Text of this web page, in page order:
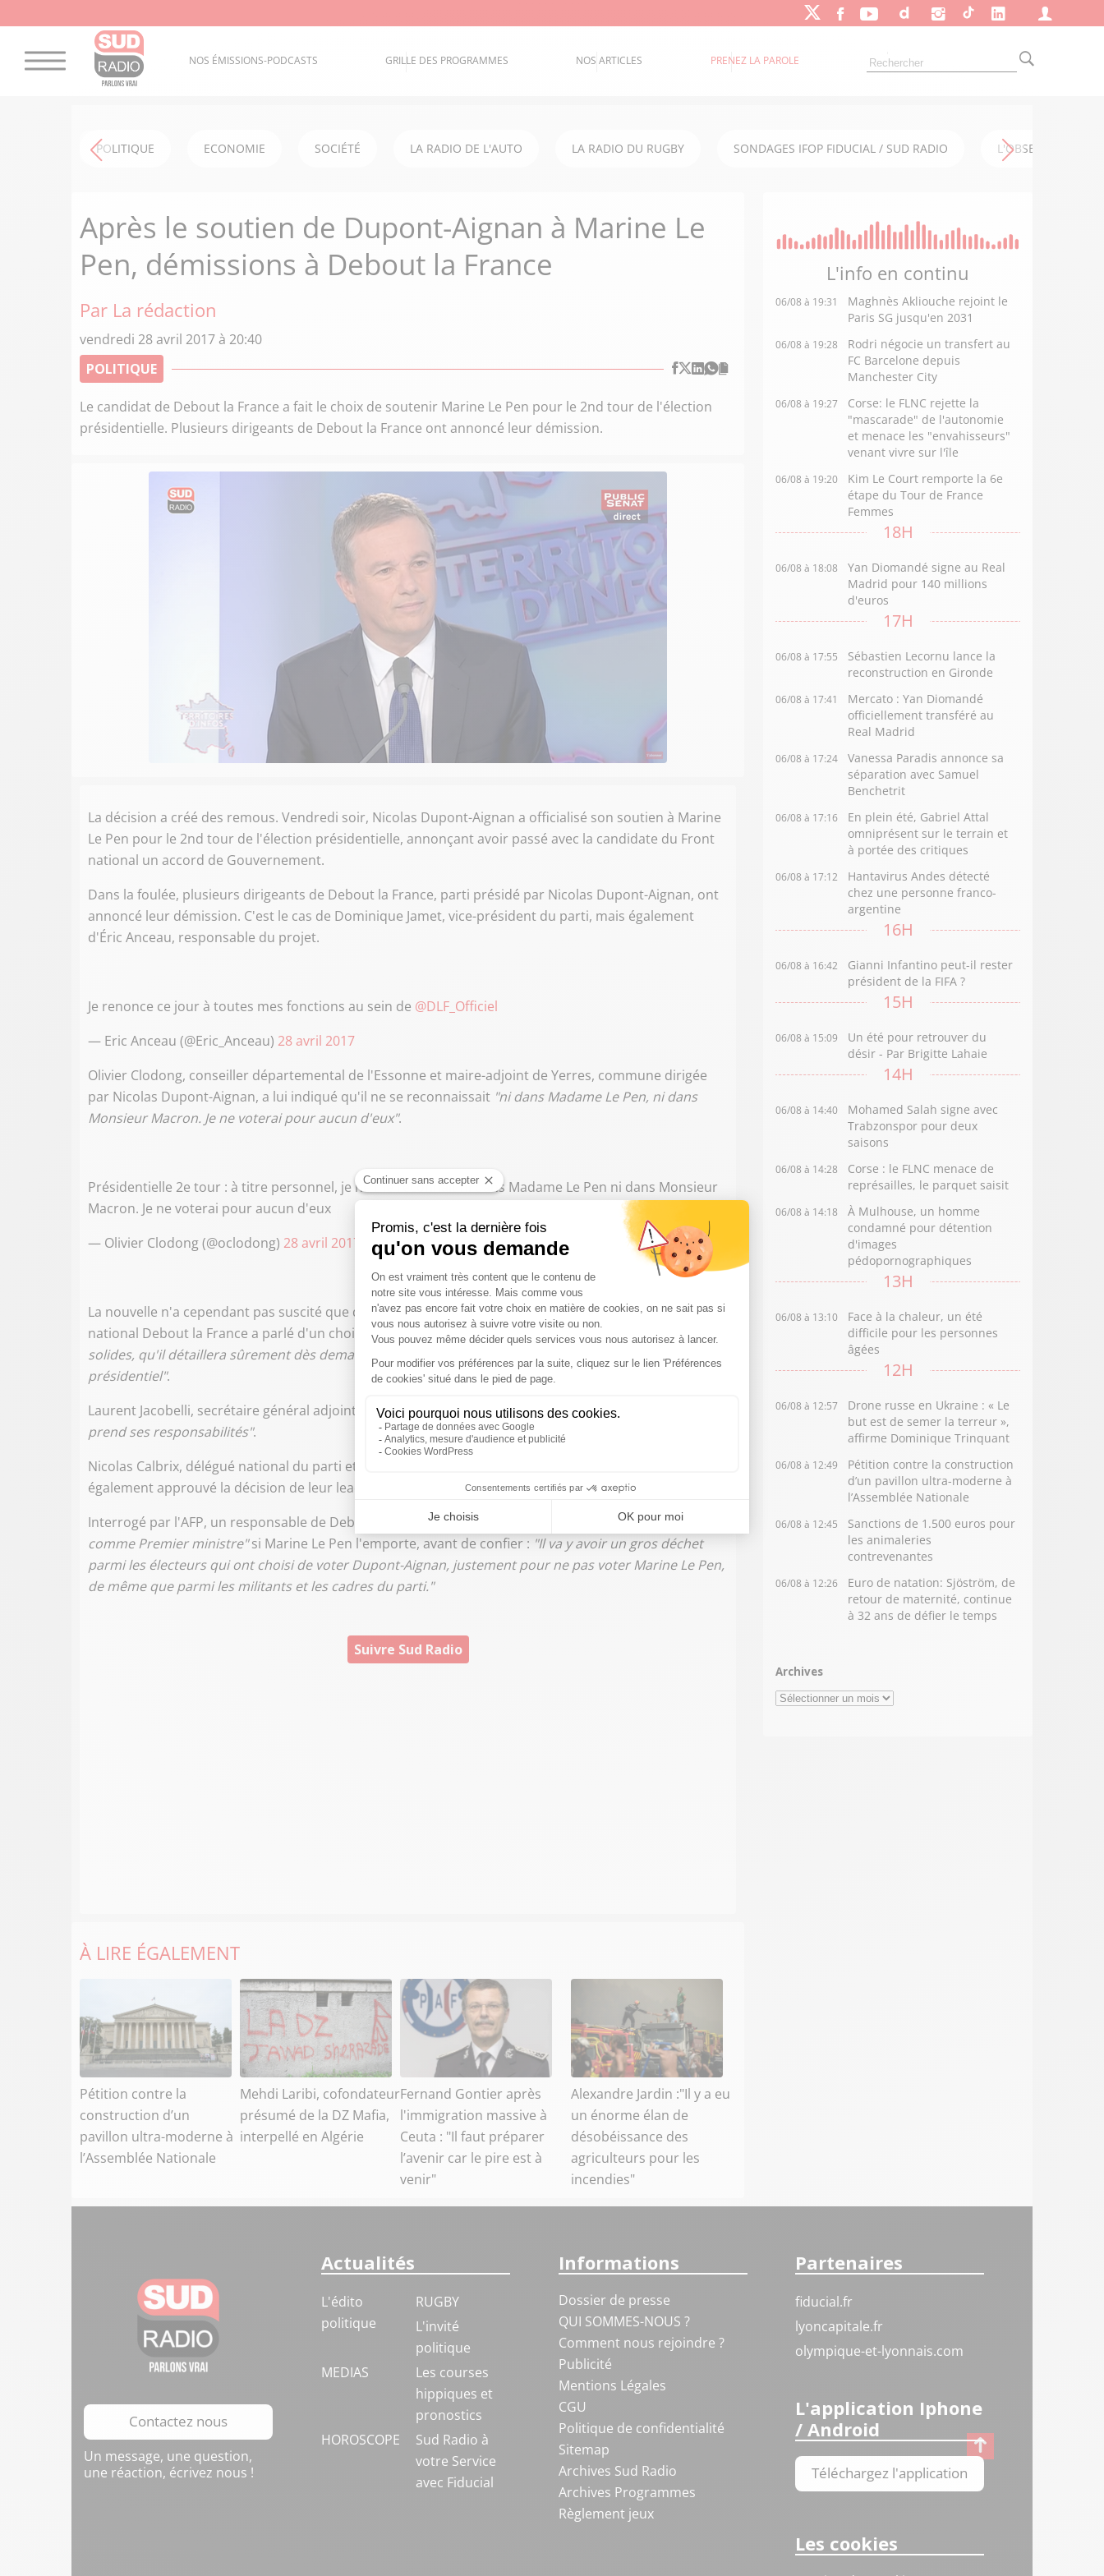
NOS ÉMISSIONS-PODCASTS GRILLE DES PROGRAMMES NOS ARTICLES PRENEZ LA PAROLE
POLITIQUE ECONOMIE SOCIÉTÉ LA RADIO DE L'AUTO LA RADIO DU RUGBY SONDAGES IFOP FIDUCIAL / SUD RADIO L'OBSERVATOIRE
Après le soutien de Dupont-Aignan à Marine Le
Pen, démissions à Debout la France
Par La rédaction
vendredi 28 avril 2017 à 20:40
POLITIQUE
Le candidat de Debout la France a fait le choix de soutenir Marine Le Pen pour le 2nd tour de l'élection
présidentielle. Plusieurs dirigeants de Debout la France ont annoncé leur démission.
La décision a créé des remous. Vendredi soir, Nicolas Dupont-Aignan a officialisé son soutien à Marine
Le Pen pour le 2nd tour de l'élection présidentielle, annonçant avoir passé avec la candidate du Front
national un accord de Gouvernement.
Dans la foulée, plusieurs dirigeants de Debout la France, parti présidé par Nicolas Dupont-Aignan, ont
annoncé leur démission. C'est le cas de Dominique Jamet, vice-président du parti, mais également
d'Éric Anceau, responsable du projet.
Je renonce ce jour à toutes mes fonctions au sein de @DLF_Officiel
— Eric Anceau (@Eric_Anceau) 28 avril 2017
Olivier Clodong, conseiller départemental de l'Essonne et maire-adjoint de Yerres, commune dirigée
par Nicolas Dupont-Aignan, a lui indiqué qu'il ne se reconnaissait "ni dans Madame Le Pen, ni dans
Monsieur Macron. Je ne voterai pour aucun d'eux".
Présidentielle 2e tour : à titre personnel, je ne me reconnaît ni dans Madame Le Pen ni dans Monsieur
Macron. Je ne voterai pour aucun d'eux
— Olivier Clodong (@oclodong) 28 avril 2017
La nouvelle n'a cependant pas suscité que des réactions négatives. Damien Lempereur, délégué
national Debout la France a parlé d'un choix
"très courageux, contre des garanties programmatiques
solides, qu'il détaillera sûrement dès demain, notamment sur le volet humaniste de notre projet
présidentiel".
Laurent Jacobelli, secrétaire général adjoint de DLF, a loué le "courage"de Nicolas Dupont-Aignan,
prend ses responsabilités".
Nicolas Calbrix, délégué national du parti et Alexandre Loubet, président de Debout les Jeunes, ont
également approuvé la décision de leur leader.
Interrogé par l'AFP, un responsable de Debout la France a évoqué
"la nomination de M. Dupont-Aignan
comme Premier ministre"si Marine Le Pen l'emporte, avant de confier : "Il va y avoir un gros déchet
parmi les électeurs qui ont choisi de voter Dupont-Aignan, justement pour ne pas voter Marine Le Pen,
de même que parmi les militants et les cadres du parti."
Suivre Sud Radio
À LIRE ÉGALEMENT
Pétition contre la
construction d’un
pavillon ultra-moderne à
l’Assemblée Nationale
Mehdi Laribi, cofondateur
présumé de la DZ Mafia,
interpellé en Algérie
Fernand Gontier après
l'immigration massive à
Ceuta : "Il faut préparer
l’avenir car le pire est à
venir"
Alexandre Jardin :"Il y a eu
un énorme élan de
désobéissance des
agriculteurs pour les
incendies"
L'info en continu
06/08 à 19:31
Maghnès Akliouche rejoint le
Paris SG jusqu'en 2031
06/08 à 19:28
Rodri négocie un transfert au
FC Barcelone depuis
Manchester City
06/08 à 19:27
Corse: le FLNC rejette la
"mascarade" de l'autonomie
et menace les "envahisseurs"
venant vivre sur l'île
06/08 à 19:20
Kim Le Court remporte la 6e
étape du Tour de France
Femmes
18H
06/08 à 18:08
Yan Diomandé signe au Real
Madrid pour 140 millions
d'euros
17H
06/08 à 17:55
Sébastien Lecornu lance la
reconstruction en Gironde
06/08 à 17:41
Mercato : Yan Diomandé
officiellement transféré au
Real Madrid
06/08 à 17:24
Vanessa Paradis annonce sa
séparation avec Samuel
Benchetrit
06/08 à 17:16
En plein été, Gabriel Attal
omniprésent sur le terrain et
à portée des critiques
06/08 à 17:12
Hantavirus Andes détecté
chez une personne franco-
argentine
16H
06/08 à 16:42
Gianni Infantino peut-il rester
président de la FIFA ?
15H
06/08 à 15:09
Un été pour retrouver du
désir - Par Brigitte Lahaie
14H
06/08 à 14:40
Mohamed Salah signe avec
Trabzonspor pour deux
saisons
06/08 à 14:28
Corse : le FLNC menace de
représailles, le parquet saisit
06/08 à 14:18
À Mulhouse, un homme
condamné pour détention
d'images
pédopornographiques
13H
06/08 à 13:10
Face à la chaleur, un été
difficile pour les personnes
âgées
12H
06/08 à 12:57
Drone russe en Ukraine : « Le
but est de semer la terreur »,
affirme Dominique Trinquant
06/08 à 12:49
Pétition contre la construction
d’un pavillon ultra-moderne à
l’Assemblée Nationale
06/08 à 12:45
Sanctions de 1.500 euros pour
les animaleries
contrevenantes
06/08 à 12:26
Euro de natation: Sjöström, de
retour de maternité, continue
à 32 ans de défier le temps
Archives
Archives
Contactez nous
Un message, une question,
une réaction, écrivez nous !
Actualités
L'édito
politique
RUGBY
L'invité
politique
MEDIAS
Les courses
hippiques et
pronostics
HOROSCOPE
Sud Radio à
votre Service
avec Fiducial
Informations
Dossier de presse
QUI SOMMES-NOUS ?
Comment nous rejoindre ?
Publicité
Mentions Légales
CGU
Politique de confidentialité
Sitemap
Archives Sud Radio
Archives Programmes
Règlement jeux
Partenaires
fiducial.fr
lyoncapitale.fr
olympique-et-lyonnais.com
L'application Iphone
/ Android
Téléchargez l'application
Les cookies